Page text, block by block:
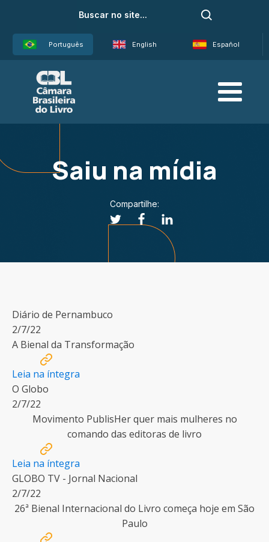
Português English Español
Saiu na mídia
Compartilhe:
Diário de Pernambuco
2/7/22
A Bienal da Transformação
Leia na íntegra
O Globo
2/7/22
Movimento PublisHer quer mais mulheres no
comando das editoras de livro
Leia na íntegra
GLOBO TV - Jornal Nacional
2/7/22
26ª Bienal Internacional do Livro começa hoje em São
Paulo